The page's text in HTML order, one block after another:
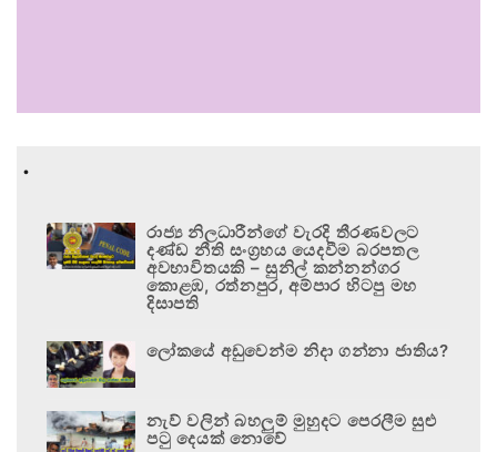
.
රාජ්‍ය නිලධාරීන්ගේ වැරදි තීරණවලට
දණ්ඩ නීති සංග්‍රහය යෙදවීම බරපතල
අවභාවිතයකි – සුනිල් කන්නන්ගර
කොළඹ, රත්නපුර, අම්පාර හිටපු මහ
දිසාපති
ලෝකයේ අඩුවෙන්ම නිදා ගන්නා ජාතිය?
නැව් වලින් බහලුම් මුහුදට පෙරලීම සුළු
පටු දෙයක් නොවේ